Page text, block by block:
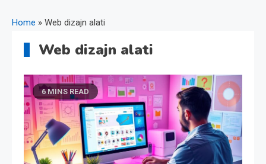
Home » Web dizajn alati
Web dizajn alati
6 MINS READ